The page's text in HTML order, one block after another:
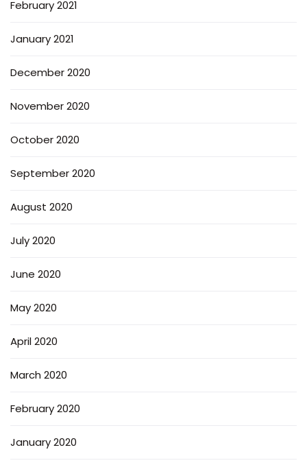
February 2021
January 2021
December 2020
November 2020
October 2020
September 2020
August 2020
July 2020
June 2020
May 2020
April 2020
March 2020
February 2020
January 2020